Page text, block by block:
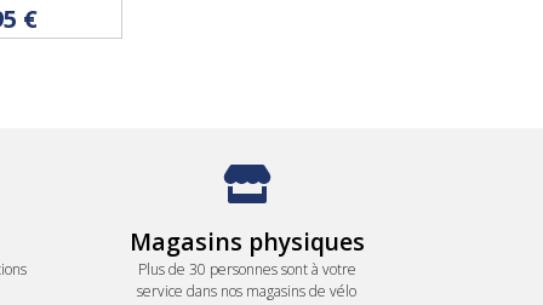
€
Magasins physiques
Plus de 30 personnes sont à votre
service dans nos magasins de vélo